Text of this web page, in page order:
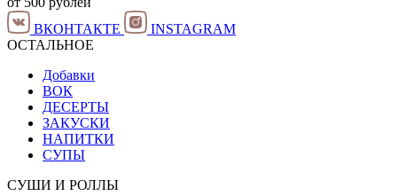
ВКОНТАКТЕ
INSTAGRAM
ОСТАЛЬНОЕ
Добавки
ВОК
ДЕСЕРТЫ
ЗАКУСКИ
НАПИТКИ
СУПЫ
СУШИ И РОЛЛЫ